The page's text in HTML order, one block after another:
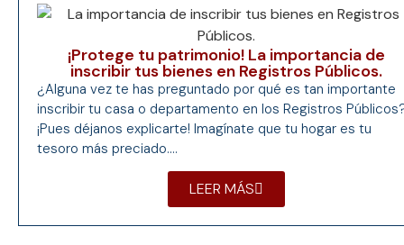
¡Protege tu patrimonio! La importancia de
inscribir tus bienes en Registros Públicos.
¿Alguna vez te has preguntado por qué es tan importante
inscribir tu casa o departamento en los Registros
¡Pues déjanos explicarte! Imagínate que tu hogar es tu
tesoro más preciado....
LEER MÁS